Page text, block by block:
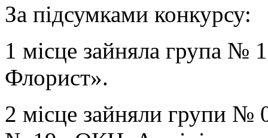
За підсумками конкурсу:
1 місце зайняла група №
Флорист».
2 місце зайняли групи №